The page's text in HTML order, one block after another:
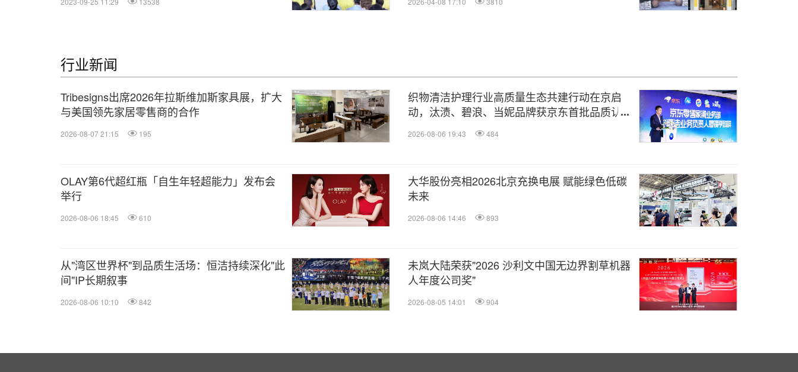
行业新闻
Tribesigns出席2026年拉斯维加斯家具展，扩大
与美国领先家居零售商的合作
2026-08-07 21:15 195
织物清洁护理行业高质量生态共建行动在京启
动，汰渍、碧浪、当妮品牌获京东首批品质认
2026-08-06 19:43 484
OLAY第6代超红瓶「自生年轻超能力」发布会
举行
2026-08-06 18:45 610
大华股份亮相2026北京充换电展 赋能绿色低碳
未来
2026-08-06 14:46 893
从"湾区世界杯"到品质生活场：恒洁持续深化"此
间"IP长期叙事
2026-08-06 10:10 842
未岚大陆荣获"2026 沙利文中国无边界割草机器
人年度公司奖"
2026-08-05 14:01 904